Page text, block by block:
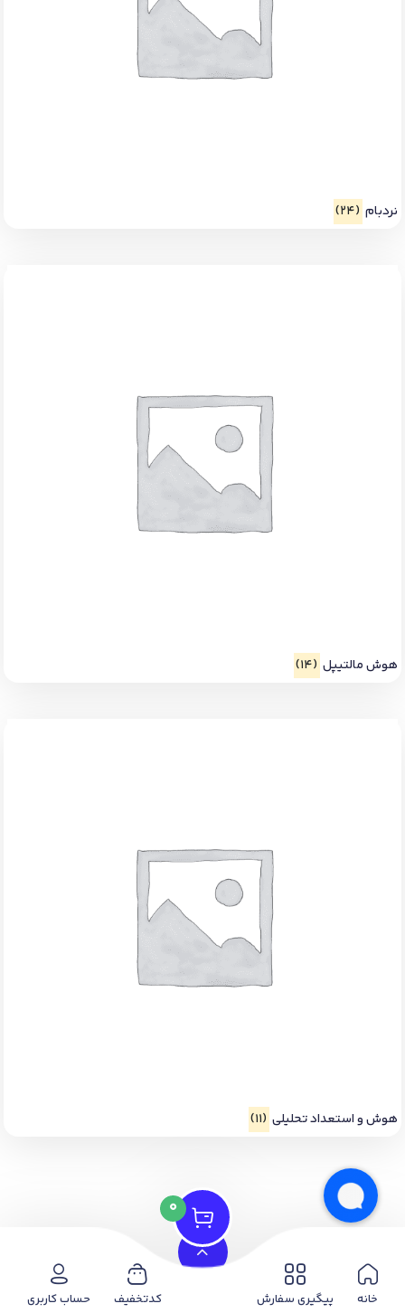
نردبام (24)
هوش مالتیپل (14)
هوش و استعداد تحلیلی (11)
خانه پیگیری سفارش
0
کدتخفیف حساب کاربری